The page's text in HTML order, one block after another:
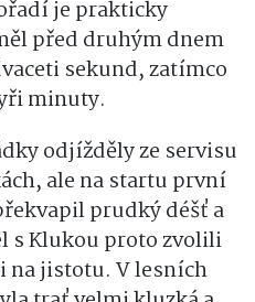
je prakticky
před druhým dnem
sekund, zatímco
minuty.
odjížděly ze servisu
ale na startu první
prudký déšť a
s Klukou proto zvolili
na jistotu. V lesních